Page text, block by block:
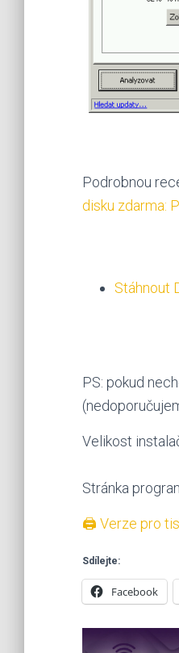
Podrobnou
disku zdarma:
Stáhnout
PS: pokud
Velikost
Stránka
🖨 Verze pro
Sdílejte:
Facebook